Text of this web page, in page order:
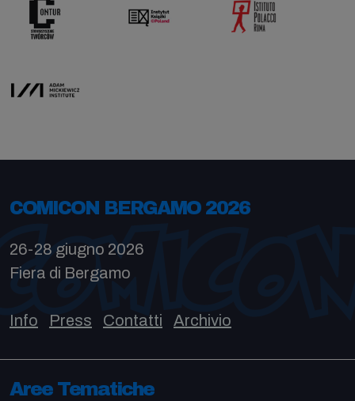
COMICON BERGAMO 2026
26-28 giugno 2026
Fiera di Bergamo
Info Press Contatti Archivio
Aree Tematiche